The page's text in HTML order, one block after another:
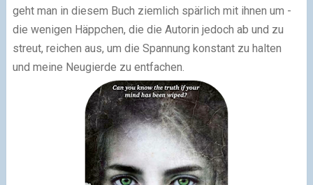
geht man in diesem Buch ziemlich spärlich mit ihnen um -
die wenigen Häppchen, die die Autorin jedoch ab und zu
streut, reichen aus, um die Spannung konstant zu halten
und meine Neugierde zu entfachen.